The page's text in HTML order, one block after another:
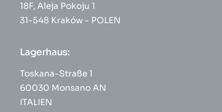
18F, Aleja Pokoju 1
31-548 Kraków - POLEN
Lagerhaus:
Toskana-Straße 1
60030 Monsano AN
ITALIEN